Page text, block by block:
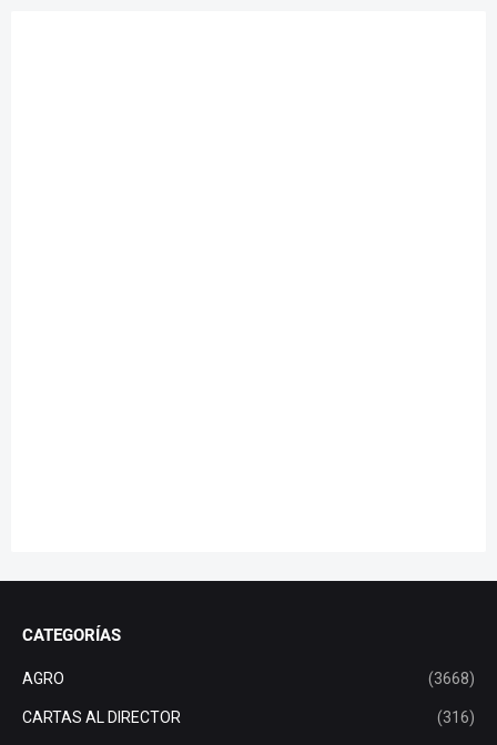
CATEGORÍAS
AGRO (3668)
CARTAS AL DIRECTOR (316)